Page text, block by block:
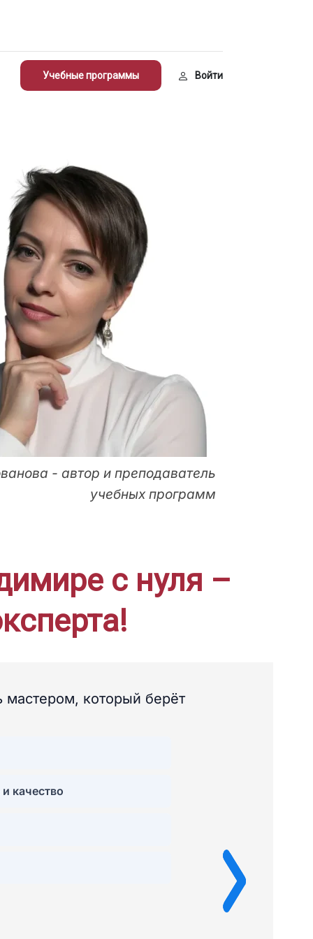
Учебные программы Войти
- автор и преподаватель
учебных программ
с нуля –